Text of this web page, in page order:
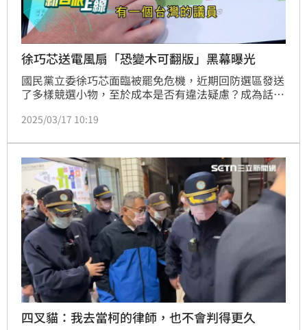
徐巧芯送電風扇「恐變木可翻版」黑幕曝光
國民黨立委徐巧芯面臨被罷免危機，近期回防選區發送
了多樣競選小物，至於成本是否有違法疑慮？成為話
中國電風扇的標籤，聯繫了源頭廠商，得知一支成本價
情況下，卻冒出了「代理商」？中間的角色與金流暗藏
玄機？被質疑是否為「木可翻版」？
2025/03/17 10:19
四叉貓：我去當柯的律師，也不會判得更久